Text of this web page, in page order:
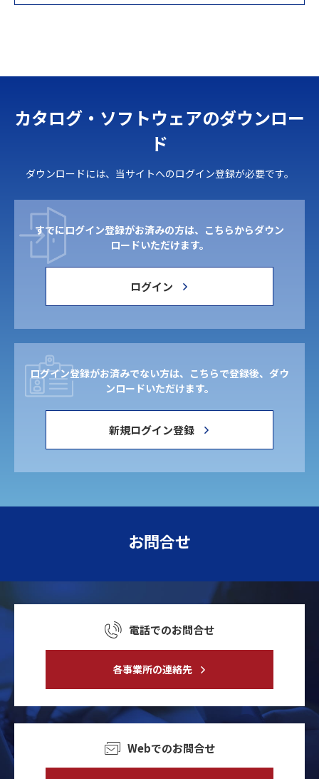
カタログ・ソフトウェアのダウンロー
ド
ダウンロードには、当サイトへのログイン登録が必要です。
すでにログイン登録がお済みの方は、こちらからダウン
ロードいただけます。
ログイン
ログイン登録がお済みでない方は、こちらで登録後、ダウ
ンロードいただけます。
新規ログイン登録
お問合せ
電話でのお問合せ
各事業所の連絡先
Webでのお問合せ